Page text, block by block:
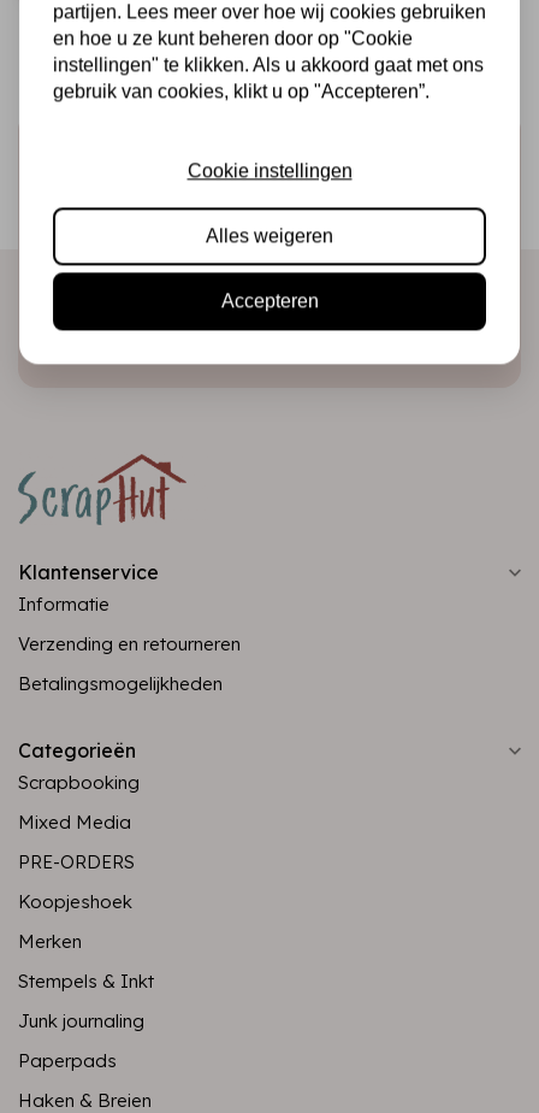
Abonneer
Klantenservice
Informatie
Verzending en retourneren
Betalingsmogelijkheden
Categorieën
Scrapbooking
Mixed Media
PRE-ORDERS
Koopjeshoek
Merken
Stempels & Inkt
Junk journaling
Paperpads
Haken & Breien
partijen. Lees meer over hoe wij cookies gebruiken
en hoe u ze kunt beheren door op "Cookie
instellingen" te klikken. Als u akkoord gaat met ons
gebruik van cookies, klikt u op "Accepteren”.
Cookie instellingen
Alles weigeren
Accepteren